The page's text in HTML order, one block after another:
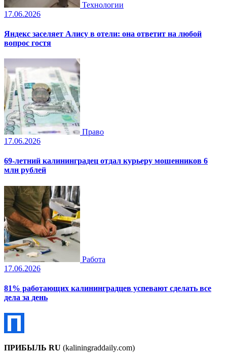
Технологии
17.06.2026
Яндекс заселяет Алису в отели: она ответит на любой
вопрос гостя
Право
17.06.2026
69-летний калининградец отдал курьеру мошенников 6
млн рублей
Работа
17.06.2026
81% работающих калининградцев успевают сделать все
дела за день
ПРИБЫЛЬ RU (kaliningraddaily.com)